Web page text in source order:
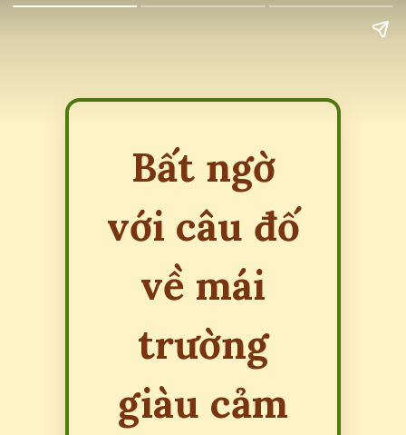
Bất ngờ
với câu đố
về mái
trường
giàu cảm